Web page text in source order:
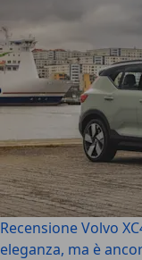
Recensione Volvo
eleganza, ma è